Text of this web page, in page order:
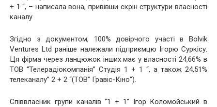
+ 1 “, – написала вона, привівши скрін структури власності
каналу.
Згідно з документом, 100% довірчого участі в Bolvik
Ventures Ltd раніше належали підприємцю Ігорю Суркісу.
Ця фірма через ланцюжок інших має у власності 24,66% в
ТОВ “Телерадіокомпанія” Студія 1 + 1 “, а також 24,51%
телеканалу” 2 + 2 “(ТОВ” Гравіс-Кіно”).
Співвласник групи каналів “1 + 1” Ігор Коломойський в